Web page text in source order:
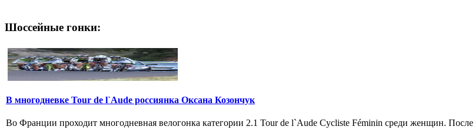
Шоссейные гонки:
В многодневке Tour de l`Aude россиянка Оксана Козончук
Во Франции проходит многодневная велогонка категории 2.1 Tour de l`Aude Cycliste Féminin среди женщин. После